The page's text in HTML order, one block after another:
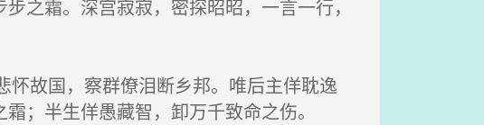
之霜。深宫寂寂，密探昭昭，一言一行，
故国，察群僚泪断乡邦。唯后主佯耽逸
；半生佯愚藏智，卸万千致命之伤。